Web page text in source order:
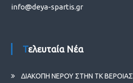
info@deya-spartis.gr
Τελευταία Νέα
ΔΙΑΚΟΠΗ ΝΕΡΟΥ ΣΤΗΝ ΤΚ ΒΕΡΟΙΑΣ